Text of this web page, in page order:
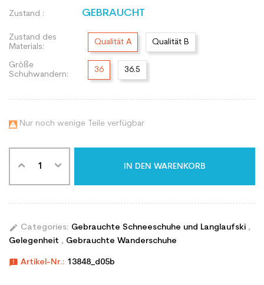
Zustand : GEBRAUCHT
Zustand des
Materials:
Qualität A Qualität B
Größe
Schuhwandern:
36 36.5
 Nur noch wenige Teile verfügbar
IN DEN WARENKORB
edit Categories: Gebrauchte Schneeschuhe und Langlaufski ,
Gelegenheit , Gebrauchte Wanderschuhe
announcement Artikel-Nr.: 13848_d05b